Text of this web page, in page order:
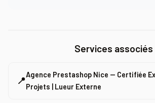
Services associés
📍
Agence Prestashop Nice — Certifiée
Projets | Lueur Externe